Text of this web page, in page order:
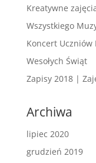
Kreatywne
Wszystkiego
Koncert Uczniów
Wesołych Świąt
Zapisy 2018 |
Archiwa
lipiec 2020
grudzień 2019